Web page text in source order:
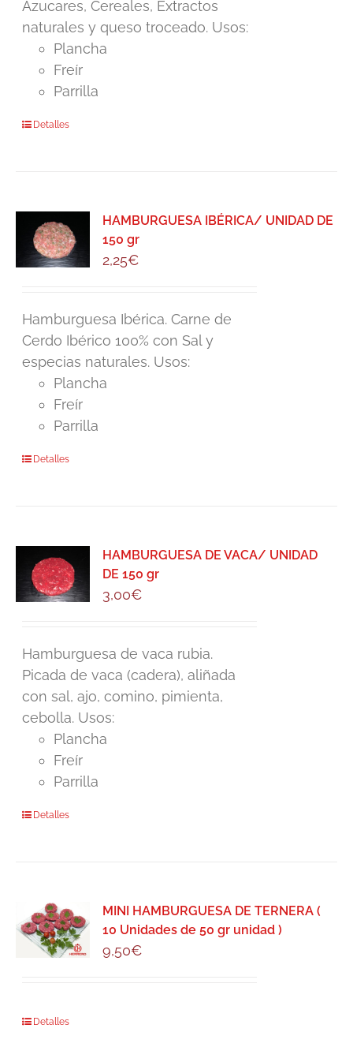
Azucares, Cereales, Extractos
naturales y queso troceado. Usos:
Plancha
Freír
Parrilla
Detalles
HAMBURGUESA IBÉRICA/ UNIDAD DE
150 gr
2,25€
Hamburguesa Ibérica. Carne de
Cerdo Ibérico 100% con Sal y
especias naturales. Usos:
Plancha
Freír
Parrilla
Detalles
HAMBURGUESA DE VACA/ UNIDAD
DE 150 gr
3,00€
Hamburguesa de vaca rubia.
Picada de vaca (cadera), aliñada
con sal, ajo, comino, pimienta,
cebolla. Usos:
Plancha
Freír
Parrilla
Detalles
MINI HAMBURGUESA DE TERNERA (
10 Unidades de 50 gr unidad )
9,50€
Detalles